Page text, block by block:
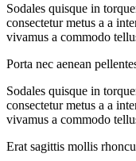
Sodales quisque in
consectetur metus a a
vivamus a commodo
Porta nec aenean
Sodales quisque in
consectetur metus a a
vivamus a commodo
Erat sagittis mollis